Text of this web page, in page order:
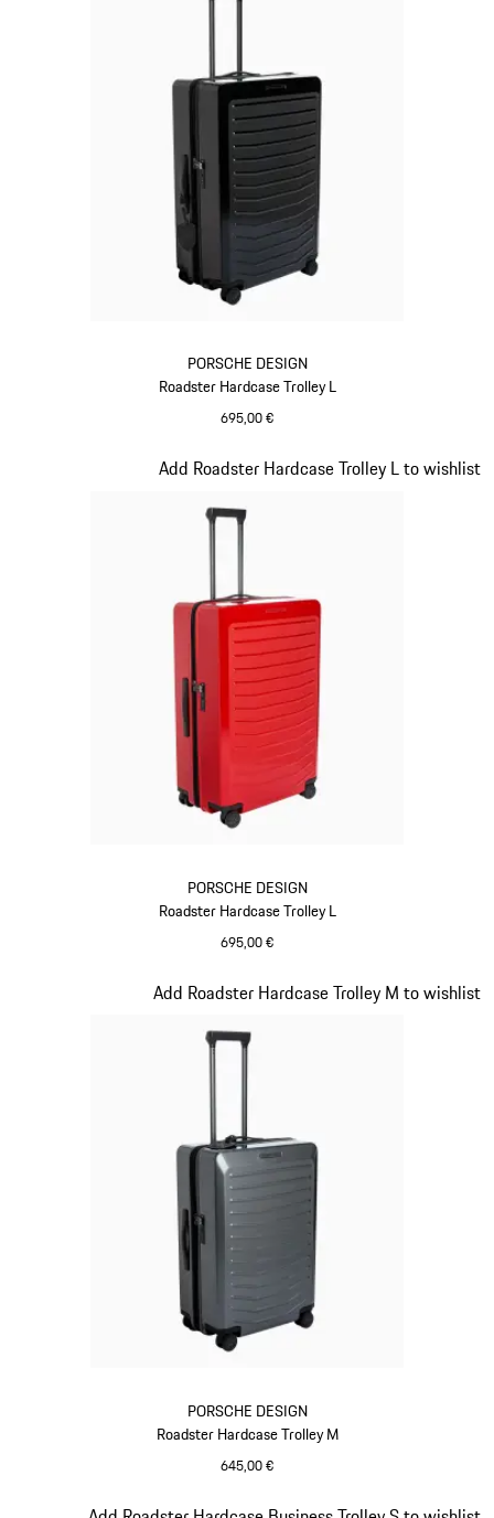
PORSCHE DESIGN
Roadster Hardcase Trolley L
695,00 €
PORSCHE DESIGN
Roadster Hardcase Trolley L
695,00 €
Add Roadster Hardcase Trolley L to wishlist
PORSCHE DESIGN
Roadster Hardcase Trolley M
645,00 €
Add Roadster Hardcase Trolley M to wishlist